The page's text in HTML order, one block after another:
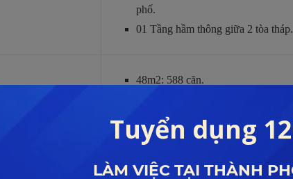
phố.
01 Tầng hầm thông giữa 2 tòa tháp.
48m2: 588 căn.
107m2: 42 Căn.